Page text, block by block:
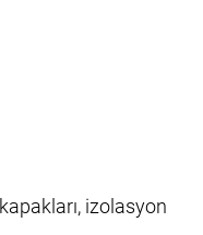
izolasyon